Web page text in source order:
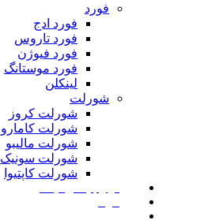
فورد
فورد ادج
فورد تاروس
فورد فیوژن
فورد موستانگ
لینکلن
شورلت
شورلت کروز
شورلت کامارو
شورلت مالیبو
شورلت سونیک
شورلت کاپتیوا